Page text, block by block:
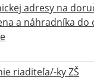
adresy na
a náhradníka do
riaditeľa/-ky ZŠ